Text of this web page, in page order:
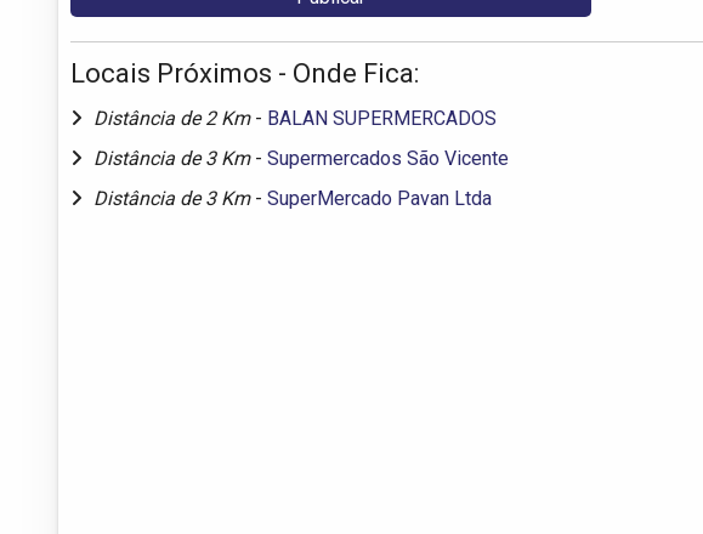
Locais Próximos - Onde Fica:
Distância de 2 Km - BALAN SUPERMERCADOS
Distância de 3 Km - Supermercados São Vicente
Distância de 3 Km - SuperMercado Pavan Ltda